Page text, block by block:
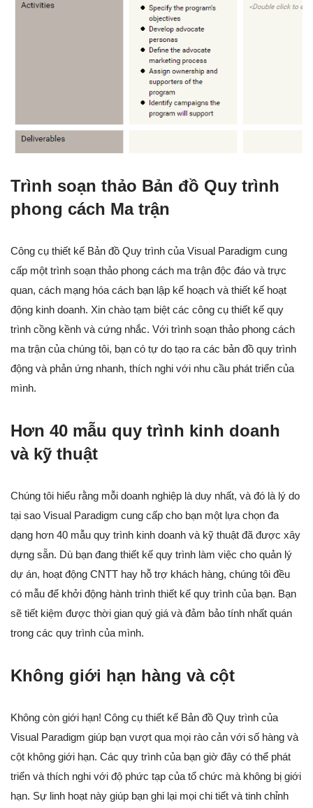
Trình soạn thảo Bản đồ Quy trình
phong cách Ma trận
Công cụ thiết kế Bản đồ Quy trình của Visual Paradigm cung
cấp một trình soạn thảo phong cách ma trận độc đáo và trực
quan, cách mạng hóa cách bạn lập kế hoạch và thiết kế hoạt
động kinh doanh. Xin chào tạm biệt các công cụ thiết kế quy
trình cồng kềnh và cứng nhắc. Với trình soạn thảo phong cách
ma trận của chúng tôi, bạn có tự do tạo ra các bản đồ quy trình
động và phản ứng nhanh, thích nghi với nhu cầu phát triển của
mình.
Hơn 40 mẫu quy trình kinh doanh
và kỹ thuật
Chúng tôi hiểu rằng mỗi doanh nghiệp là duy nhất, và đó là lý do
tại sao Visual Paradigm cung cấp cho bạn một lựa chọn đa
dạng hơn 40 mẫu quy trình kinh doanh và kỹ thuật đã được xây
dựng sẵn. Dù bạn đang thiết kế quy trình làm việc cho quản lý
dự án, hoạt động CNTT hay hỗ trợ khách hàng, chúng tôi đều
có mẫu để khởi động hành trình thiết kế quy trình của bạn. Bạn
sẽ tiết kiệm được thời gian quý giá và đảm bảo tính nhất quán
trong các quy trình của mình.
Không giới hạn hàng và cột
Không còn giới hạn! Công cụ thiết kế Bản đồ Quy trình của
Visual Paradigm giúp bạn vượt qua mọi rào cản với số hàng và
cột không giới hạn. Các quy trình của bạn giờ đây có thể phát
triển và thích nghi với độ phức tạp của tổ chức mà không bị giới
hạn. Sự linh hoạt này giúp bạn ghi lại mọi chi tiết và tinh chỉnh